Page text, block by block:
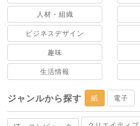
人材・組織
ビジネスデザイン
趣味
生活情報
ジャンルから探す 紙 電子